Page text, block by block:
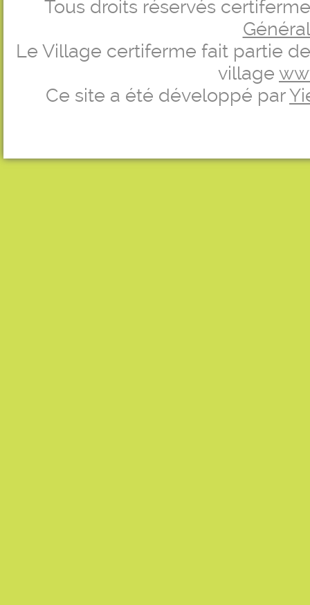
Tous droits réservés
Le Village certiferme fait partie
village
Ce site a été développé par